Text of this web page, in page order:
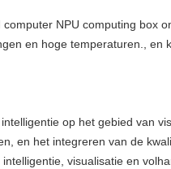
NPU computing box
en hoge temperaturen., en
op het gebied van
en het integreren van de
visualisatie en